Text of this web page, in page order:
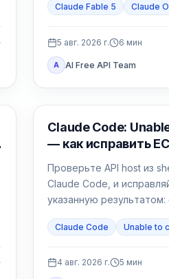
Claude Fable 5 Claude
5 авг. 2026 г. 6 мин
A AI Free API Team
Claude Code
Claude Code:
— как исправить
ECONNRESET и
Проверьте API host из
Claude Code, и
указанную
Claude Code Unable to
4 авг. 2026 г. 5 мин